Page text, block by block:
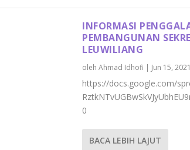
INFORMASI
PEMBANGUNAN
LEUWILIANG
olehAhmad Idhofi | Jun 15, 2021
https://docs.google.com/
0
BACA LEBIH LAJUT